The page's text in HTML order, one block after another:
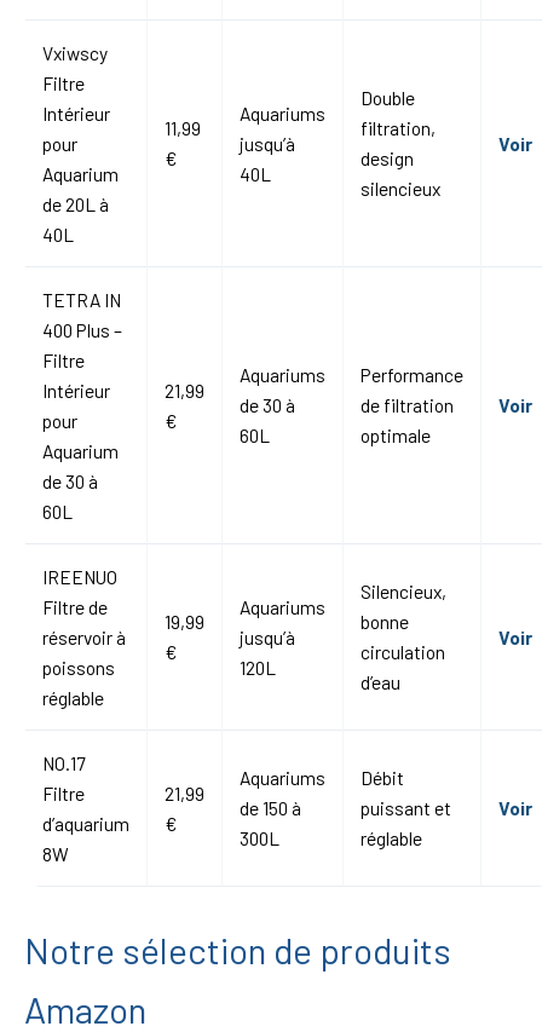
Vxiwscy
Filtre
Intérieur
pour
Aquarium
de 20L à
40L
11,99
€
Aquariums
jusqu’à
40L
Double
filtration,
design
silencieux
Voir
TETRA IN
400 Plus –
Filtre
Intérieur
pour
Aquarium
de 30 à
60L
21,99
€
Aquariums
de 30 à
60L
Performance
de filtration
optimale
Voir
IREENUO
Filtre de
réservoir à
poissons
réglable
19,99
€
Aquariums
jusqu’à
120L
Silencieux,
bonne
circulation
d’eau
Voir
NO.17
Filtre
d’aquarium
8W
21,99
€
Aquariums
de 150 à
300L
Débit
puissant et
réglable
Voir
Notre sélection de produits
Amazon